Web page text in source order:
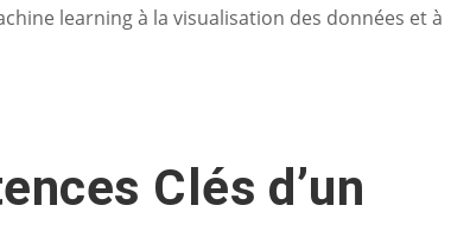
learning à la visualisation des données et à
Clés d’un